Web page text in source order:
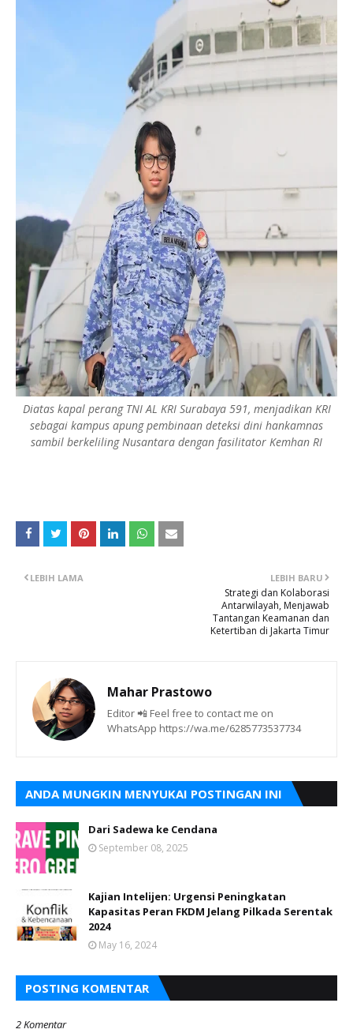
Diatas kapal perang TNI AL KRI Surabaya 591, menjadikan KRI
sebagai kampus apung pembinaan deteksi dini hankamnas
sambil berkeliling Nusantara dengan fasilitator Kemhan RI
LEBIH BARU
Strategi dan Kolaborasi
Antarwilayah, Menjawab
Tantangan Keamanan dan
Ketertiban di Jakarta Timur
LEBIH LAMA
Mahar Prastowo
Editor 📲 Feel free to contact me on
WhatsApp https://wa.me/6285773537734
ANDA MUNGKIN MENYUKAI POSTINGAN INI
Dari Sadewa ke Cendana
September 08, 2025
Kajian Intelijen: Urgensi Peningkatan
Kapasitas Peran FKDM Jelang Pilkada Serentak
2024
May 16, 2024
POSTING KOMENTAR
2 Komentar